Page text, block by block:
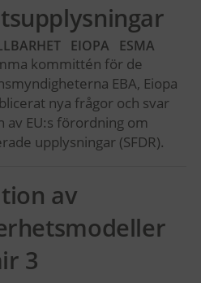
EIOPA ESMA
kommittén för de
EBA, Eiopa
nya frågor och svar
av EU:s förordning om
upplysningar (SFDR).
av
3